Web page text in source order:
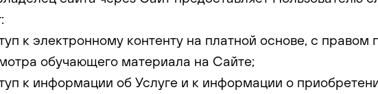
к электронному контенту на платной основе, с правом
обучающего материала на Сайте;
к информации об Услуге и к информации о